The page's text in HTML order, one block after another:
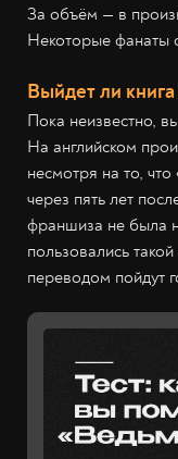
За объём — в
Некоторые фанаты
Выйдет ли
Пока неизвестно,
На английском
несмотря на то,
через пять лет
франшиза не была
пользовались
переводом пойдут